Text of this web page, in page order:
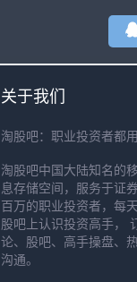
关于我们
淘股吧：职业投资者都
淘股吧中国大陆知名的
息存储空间，服务于证
百万的职业投资者，每
股吧上认识投资高手，
论、股吧、高手操盘、
沟通。